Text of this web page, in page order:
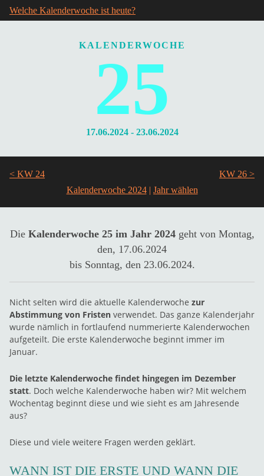
Welche Kalenderwoche ist heute?
KALENDERWOCHE
25
17.06.2024 - 23.06.2024
< KW 24
Kalenderwoche 2024|
KW 26 >
Die Kalenderwoche 25 im Jahr 2024geht von Montag,
den, 17.06.2024
bis Sonntag, den 23.06.2024.
Nicht selten wird die aktuelle Kalenderwoche zur
Abstimmung von Fristen verwendet. Das ganze Kalenderjahr
wurde nämlich in fortlaufend nummerierte Kalenderwochen
aufgeteilt. Die erste Kalenderwoche beginnt immer im
Januar.
Die letzte Kalenderwoche findet hingegen im Dezember
statt. Doch welche Kalenderwoche haben wir? Mit welchem
Wochentag beginnt diese und wie sieht es am Jahresende
aus?
Diese und viele weitere Fragen werden geklärt.
WANN IST DIE ERSTE UND WANN DIE